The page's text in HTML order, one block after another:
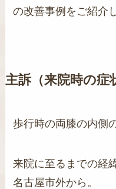
の改善事例をご紹介
主訴（来院時の症
歩行時の両膝の内側
来院に至るまでの経
名古屋市外から。